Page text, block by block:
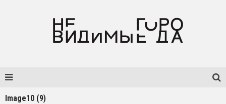
Image10 (9)